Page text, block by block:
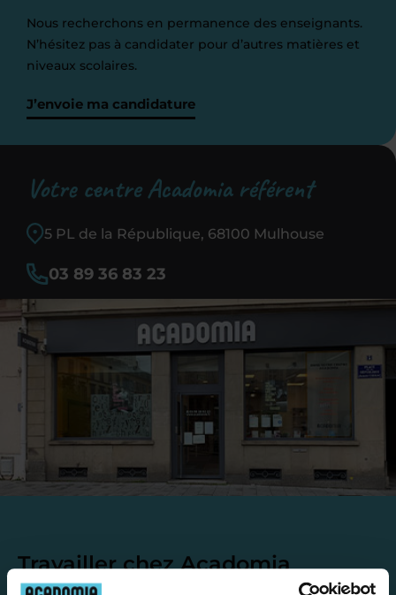
Nous recherchons en permanence des enseignants.
N’hésitez pas à candidater pour d’autres matières et
niveaux scolaires.
J’envoie ma candidature
Votre centre Acadomia référent
5 PL de la République, 68100 Mulhouse
03 89 36 83 23
Travailler chez Acadomia